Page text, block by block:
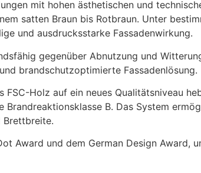
mit hohen ästhetischen und
satten Braun bis Rotbraun. Unter
und ausdrucksstarke Fassadenwirkung.
gegenüber Abnutzung und
brandschutzoptimierte Fassadenlösung.
Holz auf ein neues Qualitätsniveau
B. Das System
Brettbreite.
Award und dem German Design Award,